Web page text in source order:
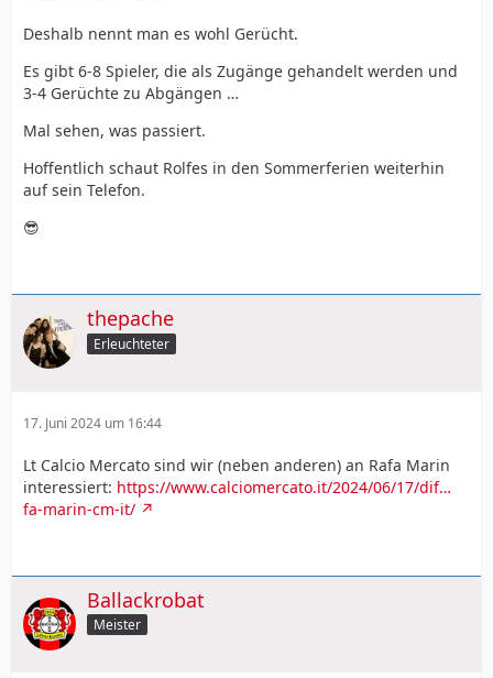
Deshalb nennt man es wohl Gerücht.
Es gibt 6-8 Spieler, die als Zugänge gehandelt werden und
3-4 Gerüchte zu Abgängen …
Mal sehen, was passiert.
Hoffentlich schaut Rolfes in den Sommerferien weiterhin
auf sein Telefon.
😎
thepache
Erleuchteter
17. Juni 2024 um 16:44
Lt Calcio Mercato sind wir (neben anderen) an Rafa Marin
interessiert: https://www.calciomercato.it/2024/06/17/dif…
fa-marin-cm-it/
Ballackrobat
Meister